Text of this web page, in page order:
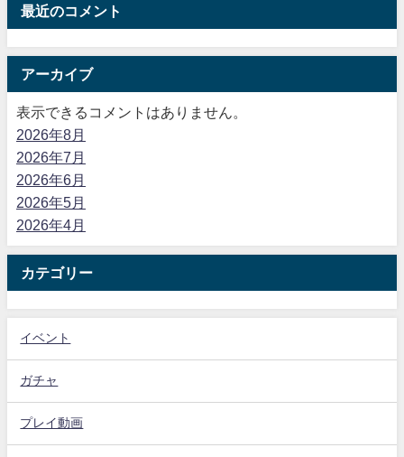
最近のコメント
アーカイブ
表示できるコメントはありません。
2026年8月
2026年7月
2026年6月
2026年5月
2026年4月
カテゴリー
イベント
ガチャ
プレイ動画